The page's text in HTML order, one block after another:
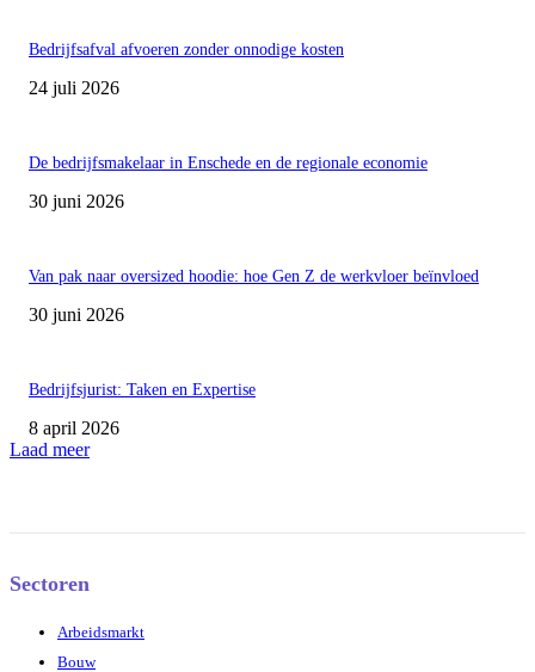
Bedrijfsafval afvoeren zonder onnodige kosten
24 juli 2026
De bedrijfsmakelaar in Enschede en de regionale economie
30 juni 2026
Van pak naar oversized hoodie: hoe Gen Z de werkvloer beïnvloed
30 juni 2026
Bedrijfsjurist: Taken en Expertise
8 april 2026
Laad meer
Sectoren
Arbeidsmarkt
Bouw